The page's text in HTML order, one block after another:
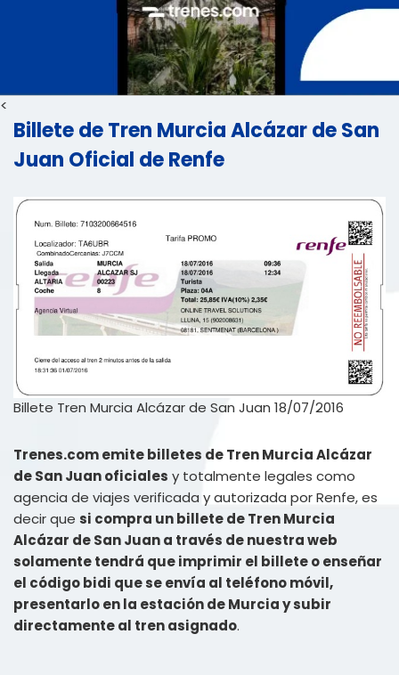
<
Billete de Tren Murcia Alcázar de San
Juan Oficial de Renfe
Billete Tren Murcia Alcázar de San Juan 18/07/2016
Trenes.com emite billetes de Tren Murcia Alcázar
de San Juan oficiales y totalmente legales como
agencia de viajes verificada y autorizada por Renfe, es
decir que si compra un billete de Tren Murcia
Alcázar de San Juan a través de nuestra web
solamente tendrá que imprimir el billete o enseñar
el código bidi que se envía al teléfono móvil,
presentarlo en la estación de Murcia y subir
directamente al tren asignado.